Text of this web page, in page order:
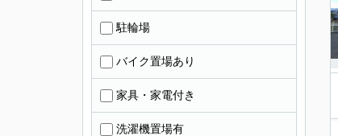
駐輪場
バイク置場あり
家具・家電付き
洗濯機置場有